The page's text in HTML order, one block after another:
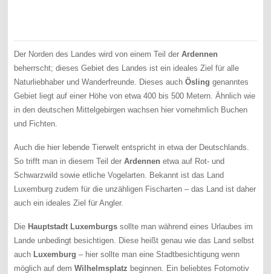
Der Norden des Landes wird von einem Teil derArdennen
beherrscht; dieses Gebiet des Landes ist ein ideales Ziel für alle
Naturliebhaber und Wanderfreunde. Dieses auchÖsling genanntes
Gebiet liegt auf einer Höhe von etwa 400 bis 500 Metern. Ähnlich wie
in den deutschen Mittelgebirgen wachsen hier vornehmlich Buchen
und Fichten.
Auch die hier lebende Tierwelt entspricht in etwa der Deutschlands.
So trifft man in diesem Teil derArdennen etwa auf Rot- und
Schwarzwild sowie etliche Vogelarten. Bekannt ist das Land
Luxemburg zudem für die unzähligen Fischarten – das Land ist daher
auch ein ideales Ziel für Angler.
Die Hauptstadt Luxemburgs sollte man während eines Urlaubes im
Lande unbedingt besichtigen. Diese heißt genau wie das Land selbst
auch Luxemburg – hier sollte man eine Stadtbesichtigung wenn
möglich auf demWilhelmsplatz beginnen. Ein beliebtes Fotomotiv